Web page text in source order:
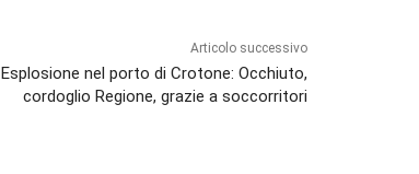
Articolo successivo
Esplosione nel porto di Crotone: Occhiuto,
cordoglio Regione, grazie a soccorritori